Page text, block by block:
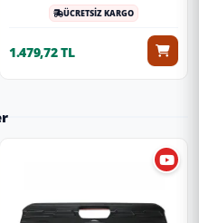
ÜCRETSİZ KARGO
1.479,72 TL